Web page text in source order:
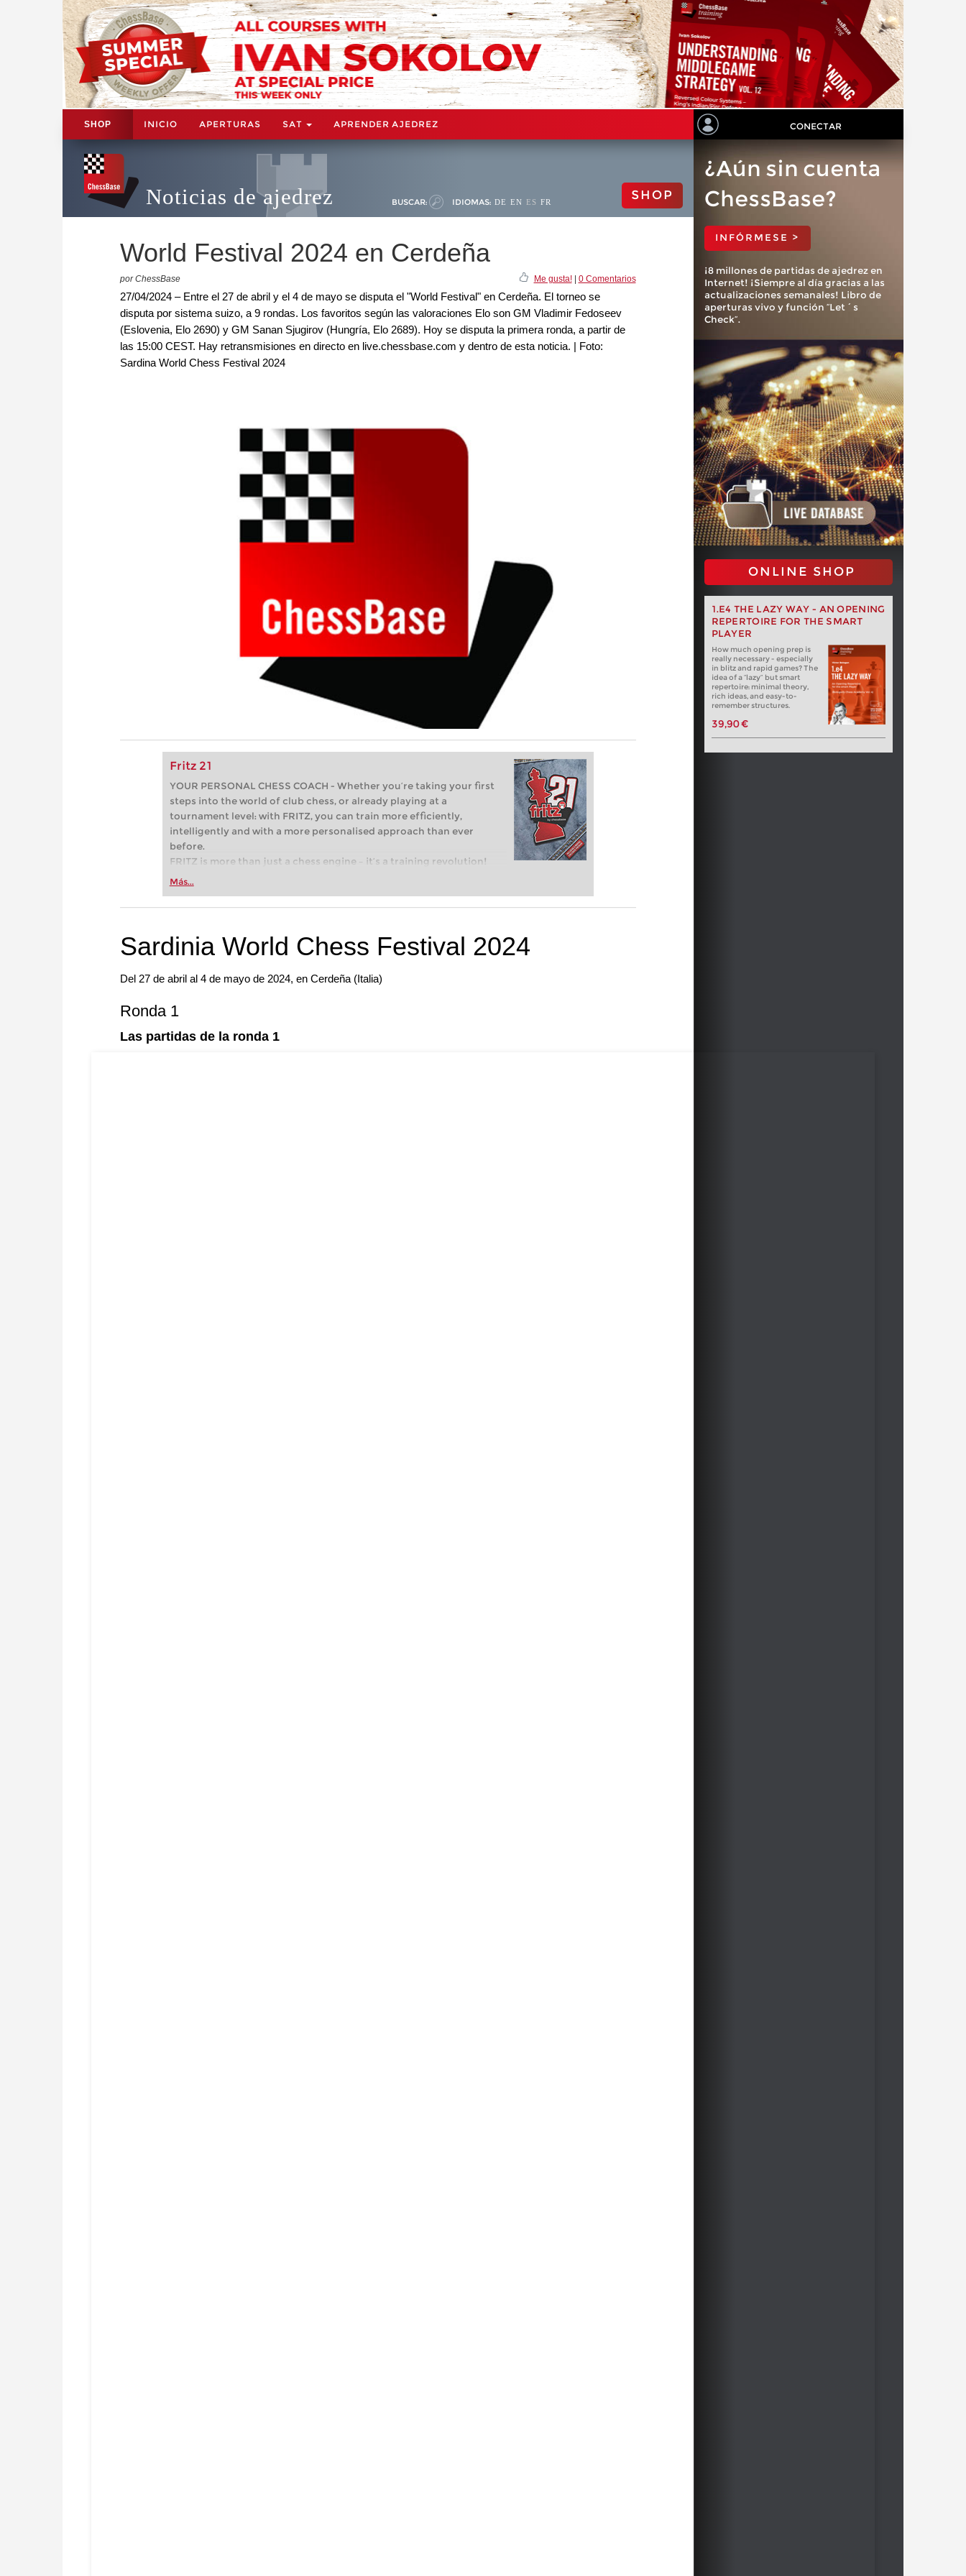
SHOP INICIO APERTURAS SAT APRENDER AJEDREZ CONECTAR
Noticias de ajedrez BUSCAR: IDIOMAS: DE EN ES FR SHOP
World Festival 2024 en Cerdeña
por ChessBase Me gusta!| 0 Comentarios
27/04/2024 – Entre el 27 de abril y el 4 de mayo se disputa el "World Festival" en Cerdeña. El torneo se
disputa por sistema suizo, a 9 rondas. Los favoritos según las valoraciones Elo son GM Vladimir Fedoseev
(Eslovenia, Elo 2690) y GM Sanan Sjugirov (Hungría, Elo 2689). Hoy se disputa la primera ronda, a partir de
las 15:00 CEST. Hay retransmisiones en directo en live.chessbase.com y dentro de esta noticia. | Foto:
Sardina World Chess Festival 2024
Fritz 21
YOUR PERSONAL CHESS COACH - Whether you’re taking your first
steps into the world of club chess, or already playing at a
tournament level: with FRITZ, you can train more efficiently,
intelligently and with a more personalised approach than ever
before.
FRITZ is more than just a chess engine – it’s a training revolution!
Whether you’re taking your first steps into the world of club chess,
more efficiently, intelligently and with a more personalised
Más...
¿Aún sin cuenta
ChessBase?
INFÓRMESE >
¡8 millones de partidas de ajedrez en
Internet! ¡Siempre al día gracias a las
actualizaciones semanales! Libro de
aperturas vivo y función “Let´s
Check”.
ONLINE SHOP
1.E4 THE LAZY WAY - AN OPENING
REPERTOIRE FOR THE SMART
PLAYER
How much opening prep is
really necessary - especially
in blitz and rapid games? The
idea of a “lazy” but smart
repertoire: minimal theory,
rich ideas, and easy-to-
remember structures.
39,90 €
Sardinia World Chess Festival 2024
Del 27 de abril al 4 de mayo de 2024, en Cerdeña (Italia)
Ronda 1
Las partidas de la ronda 1